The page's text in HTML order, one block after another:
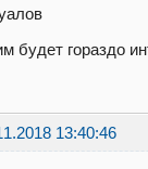
будет гораздо
13:40:46